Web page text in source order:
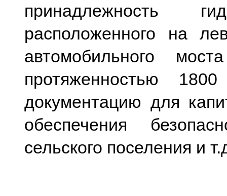
принадлежность
расположенного на
автомобильного
протяженностью
документацию для
обеспечения
сельского поселения и